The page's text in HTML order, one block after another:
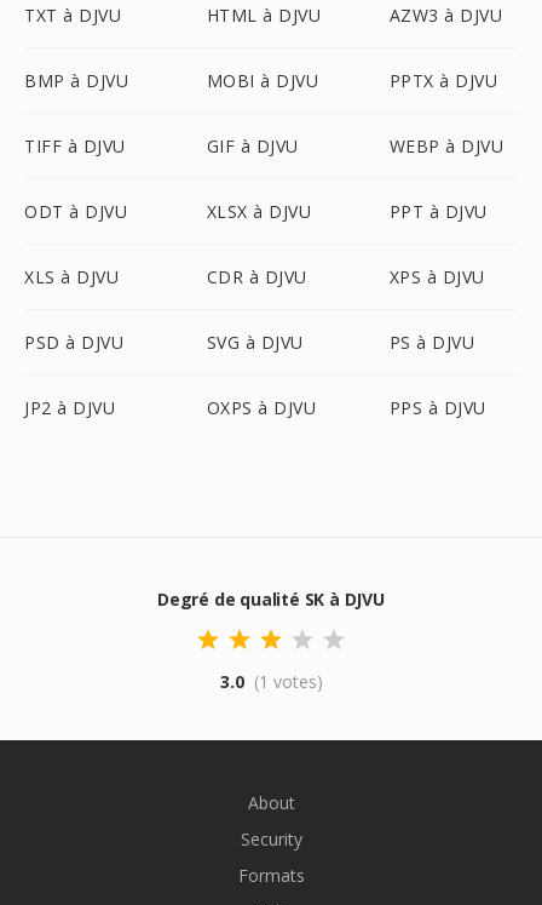
TXT à DJVU HTML à DJVU AZW3 à DJVU
BMP à DJVU MOBI à DJVU PPTX à DJVU
TIFF à DJVU GIF à DJVU WEBP à DJVU
ODT à DJVU XLSX à DJVU PPT à DJVU
XLS à DJVU CDR à DJVU XPS à DJVU
PSD à DJVU SVG à DJVU PS à DJVU
JP2 à DJVU OXPS à DJVU PPS à DJVU
Degré de qualité SK à DJVU
3.0 (1 votes)
About
Security
Formats